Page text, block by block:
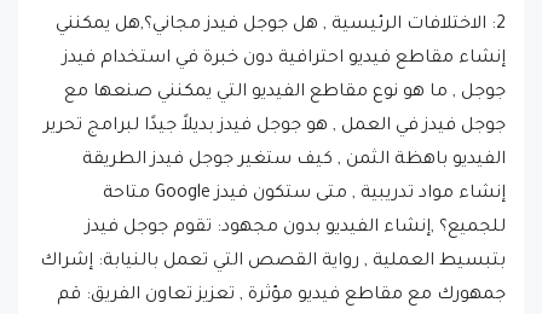
إنشاء مقاطع فيديو احترافية دون خبرة في استخدام فيدز
جوجل , ما هو نوع مقاطع الفيديو التي يمكنني صنعها مع
جوجل فيدز في العمل , هو جوجل فيدز بديلاً جيدًا لبرامج تحرير
الفيديو باهظة الثمن , كيف ستغير جوجل فيدز الطريقة
إنشاء مواد تدريبية , متى ستكون فيدز Google متاحة
للجميع؟ ,إنشاء الفيديو بدون مجهود: تقوم جوجل فيدز
بتبسيط العملية , رواية القصص التي تعمل بالنيابة: إشراك
جمهورك مع مقاطع فيديو مؤثرة , تعزيز تعاون الفريق: قم
بإنشاء مقاطع فيديو معًا في الوقت الفعلي , توفير الوقت